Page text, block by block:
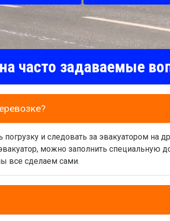
часто задаваемые
и следовать за эвакуатором на
можно заполнить специальную
все сделаем сами.